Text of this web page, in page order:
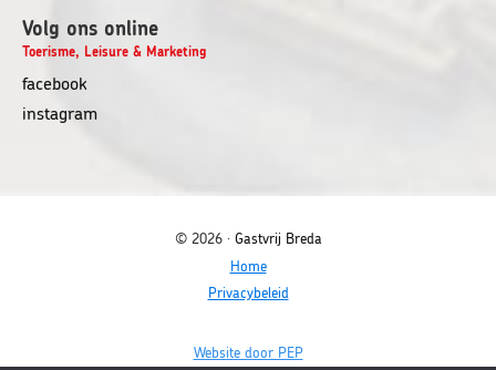
venster
nieuw
venster
Volg ons online
Toerisme, Leisure & Marketing
facebook
instagram
© 2026 · Gastvrij Breda
Home
Privacybeleid
Website door PEPOpent